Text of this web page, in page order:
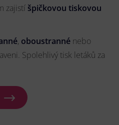
zajistí špičkovou tiskovou
, oboustranné nebo
Spolehlivý tisk letáků za